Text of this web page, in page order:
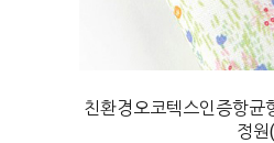
친환경오코텍스인증항
정